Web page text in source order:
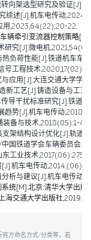
向架选型研究及验证[J].
综述[J].机车电传动
用,2023,64(22):20-22.
辆牵引变流器控制策略
研究[J].微电机
负荷性能[J].铁道机车车
号工程技术
应用[J].大连交通大学学
新工艺[J].铸造设备与工
导干扰标准研究[J].铁道
趋势[J].机车电传动
备与技术,2018(05):1-4.
架结构设计优化[J].轨道
国铁道学会车辆委员会.
东工业技术,2017(06):275-
[J].机车电传动
分析与建议[J].机车电传动
统[M].北京:清华大学出版
海交通大学出版社,2019.
官方命名方式/分类等，若